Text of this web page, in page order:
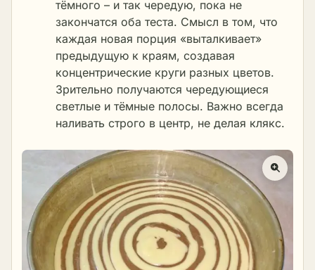
тёмного – и так чередую, пока не
закончатся оба теста. Смысл в том, что
каждая новая порция «выталкивает»
предыдущую к краям, создавая
концентрические круги разных цветов.
Зрительно получаются чередующиеся
светлые и тёмные полосы. Важно всегда
наливать строго в центр, не делая клякс.